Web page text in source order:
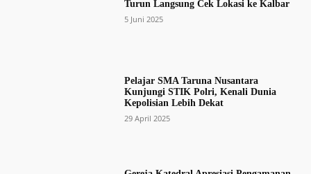
Turun Langsung Cek Lokasi ke Kalbar
5 Juni 2025
Pelajar SMA Taruna Nusantara
Kunjungi STIK Polri, Kenali Dunia
Kepolisian Lebih Dekat
29 April 2025